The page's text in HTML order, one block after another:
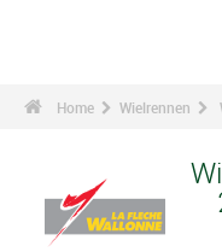
Home Wielrennen